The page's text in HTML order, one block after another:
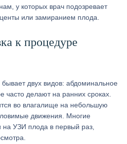
у которых врач подозревает
или замиранием плода.
к процедуре
двух видов: абдоминальное
часто делают на ранних сроках.
во влагалище на небольшую
движения. Многие
УЗИ плода в первый раз,